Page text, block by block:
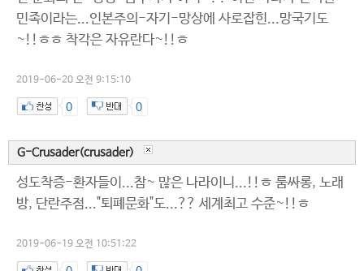
민족이라는...인본주의-자기-망상에 사로잡힌...망국기도
~!!ㅎㅎ 착각은 자유란다~!!ㅎ
2019-06-20 오전 9:15:10
0 0
G-Crusader(crusader)
성도착증-환자들이...참~ 많은 나라이니...!!ㅎ 룸싸롱, 노래
방, 단란주점..."퇴폐문화"도...?? 세계최고 수준~!!ㅎ
2019-06-19 오전 10:51:22